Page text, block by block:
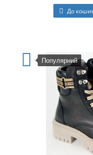
До
Популярний